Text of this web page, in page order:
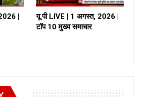
|
यू पी LIVE | 1 अगस्त, 2026 |
टॉप 10 मुख्य समाचार